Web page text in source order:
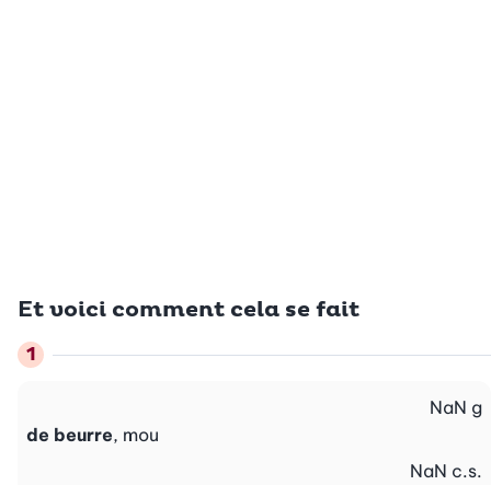
Et voici comment cela se fait
de beurre, mou
NaN g
NaN c.s.